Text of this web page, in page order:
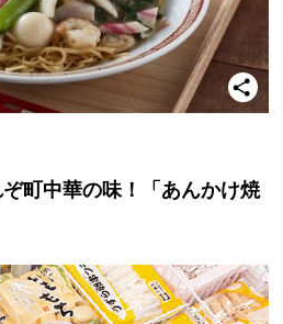
ぞ町中華の味！「あんかけ焼